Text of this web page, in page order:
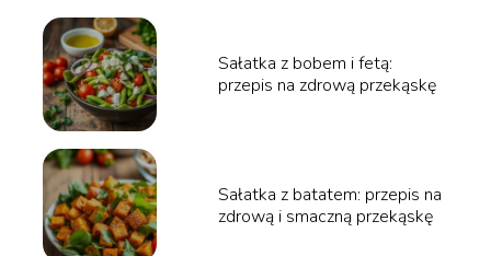
Sałatka z bobem i fetą:
przepis na zdrową przekąskę
Sałatka z batatem: przepis na
zdrową i smaczną przekąskę